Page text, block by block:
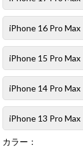
iPhone 16 Pro Max
iPhone 15 Pro Max
iPhone 14 Pro Max
iPhone 13 Pro Max
カラー：